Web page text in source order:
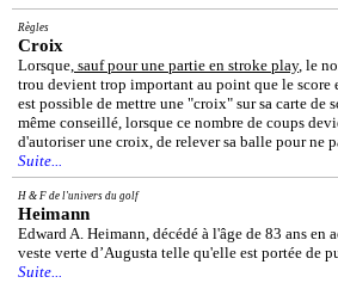
Règles
Croix
Lorsque, sauf pour une partie en stroke play, le
trou devient trop important au point que le score
est possible de mettre une "croix" sur sa carte de
même conseillé, lorsque ce nombre de coups
d'autoriser une croix, de relever sa balle pour ne
Suite...
H & F de l'univers du golf
Heimann
Edward A. Heimann, décédé à l'âge de 83 ans en
veste verte d’Augusta telle qu'elle est portée de
Suite...